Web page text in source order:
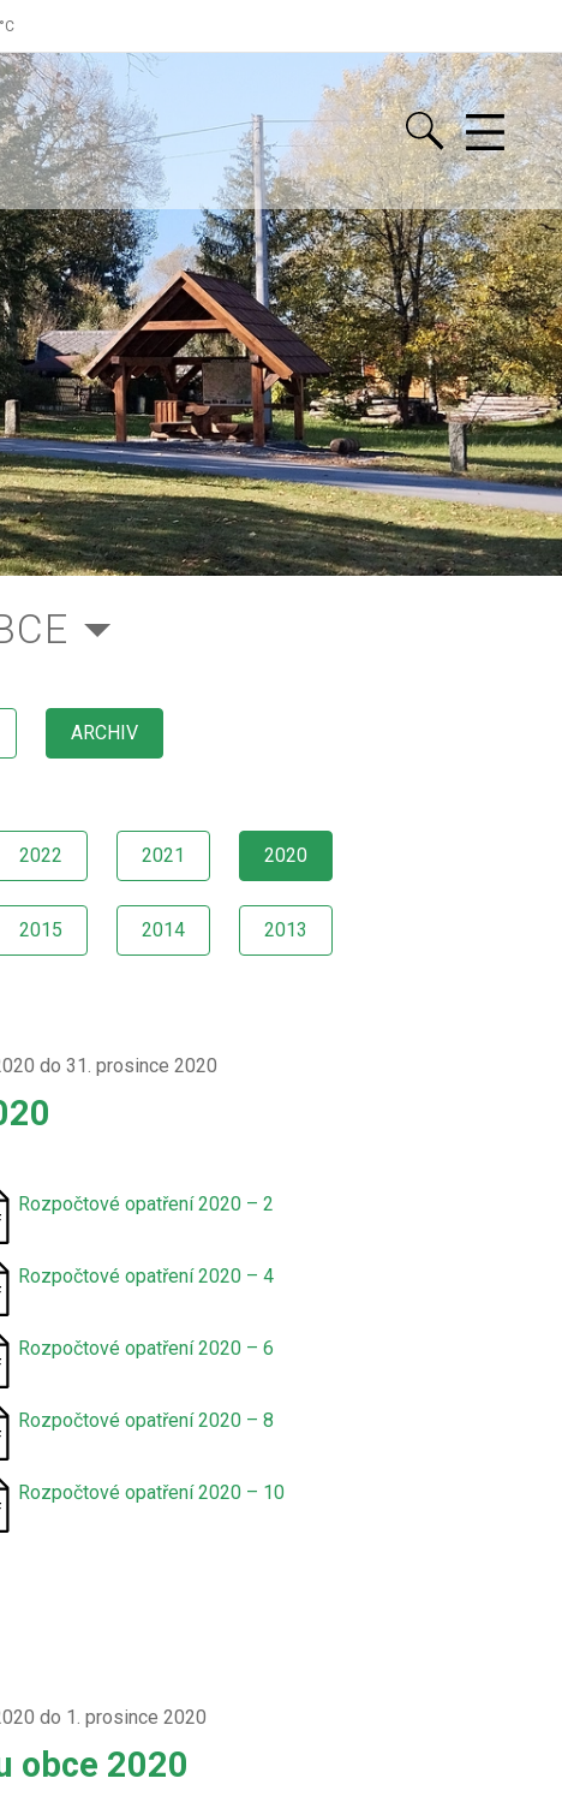
ARCHIV
2022 2021 2020
2015 2014 2013
do 31. prosince 2020
Rozpočtové opatření 2020 – 2
Rozpočtové opatření 2020 – 4
Rozpočtové opatření 2020 – 6
Rozpočtové opatření 2020 – 8
Rozpočtové opatření 2020 – 10
do 1. prosince 2020
obce 2020